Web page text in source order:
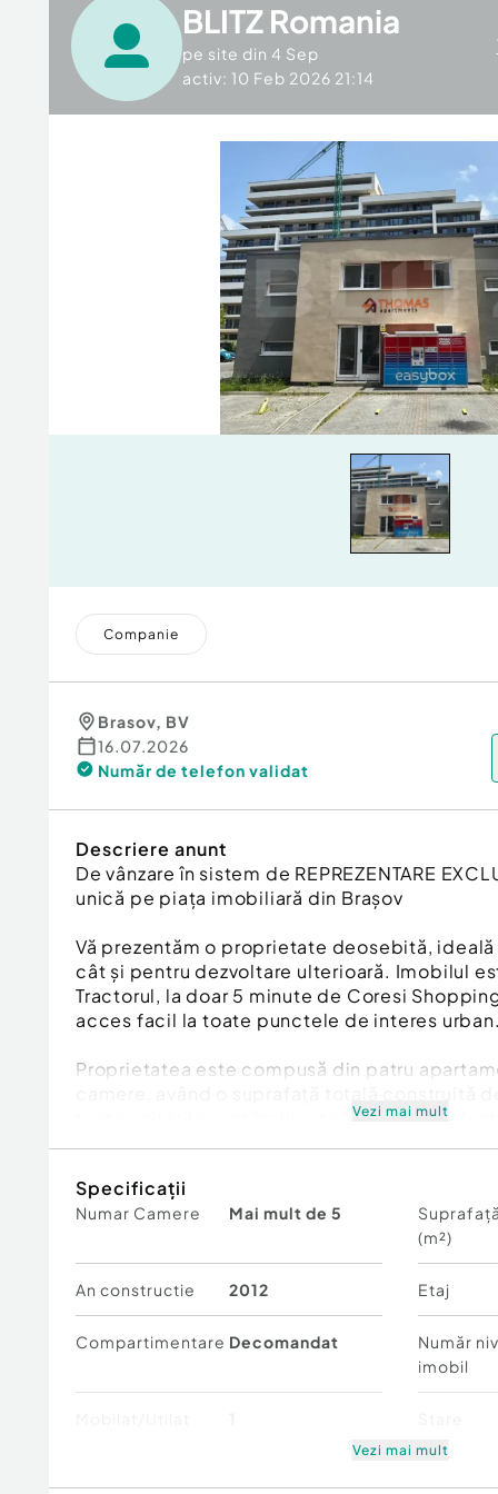
BLITZ Romania
pe site din 4 Sep
activ: 10 Feb 2026 21:14
Companie
Brasov, BV
16.07.2026
Număr de telefon validat
Descriere anunt
De vânzare în sistem de REPREZENTARE
unică pe piața imobiliară din Brașov
Vă prezentăm o proprietate deosebită,
cât și pentru dezvoltare ulterioară. Imobilul
Tractorul, la doar 5 minute de Coresi
acces facil la toate punctele de interes
Proprietatea este compusă din patru
toate unitățile sunt închiriate în regim
Imobilul oferă un potențial excelent de
necesitățile viitorului proprietar:
-spațiu comercial
-clădire de birouri
Vezi mai mult
Specificații
Numar Camere Mai mult de 5
(m²)
An constructie 2012 Etaj
Compartimentare Decomandat
Număr
imobil
Vezi mai mult